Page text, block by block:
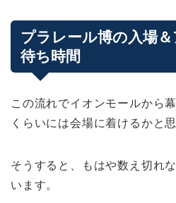
プラレール博の入場
待ち時間
この流れでイオンモールから
くらいには会場に着けるかと思
そうすると、もはや数え切れ
います。